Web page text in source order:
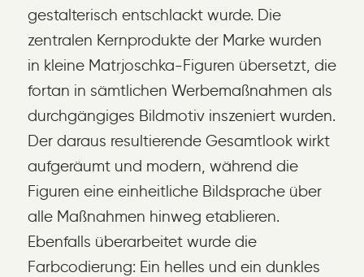
gestalterisch entschlackt wurde. Die
zentralen Kernprodukte der Marke wurden
in kleine Matrjoschka-Figuren übersetzt, die
fortan in sämtlichen Werbemaßnahmen als
durchgängiges Bildmotiv inszeniert wurden.
Der daraus resultierende Gesamtlook wirkt
aufgeräumt und modern, während die
Figuren eine einheitliche Bildsprache über
alle Maßnahmen hinweg etablieren.
Ebenfalls überarbeitet wurde die
Farbcodierung: Ein helles und ein dunkles